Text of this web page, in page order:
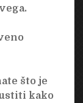
što je
kako